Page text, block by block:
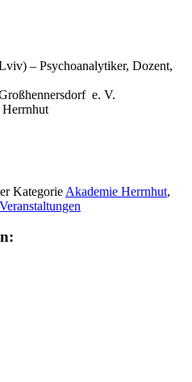
– Psychoanalytiker, Dozent,
e. V.
Herrnhut
Kategorie Akademie Herrnhut,
Veranstaltungen